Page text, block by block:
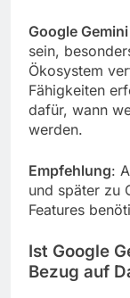
Google Gemini
sein,
Ökosystem
Fähigkeiten
dafür, wann
werden.
Empfehlung:
und später zu
Features
Ist Google
Bezug auf